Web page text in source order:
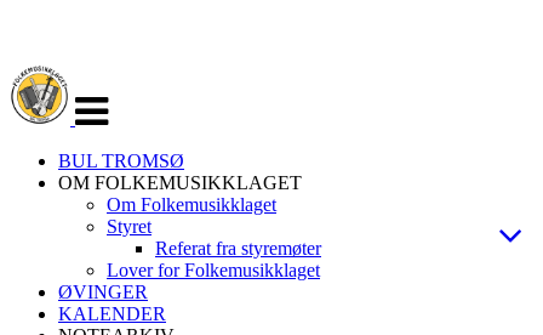
navigasjon
BUL TROMSØ
OM FOLKEMUSIKKLAGET
Om Folkemusikklaget
Styret
Referat fra styremøter
Lover for Folkemusikklaget
ØVINGER
KALENDER